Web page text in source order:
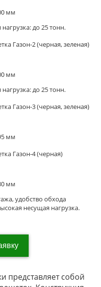
мм
до 25 тонн.
Газон-2 (черная, зеленая)
мм
до 25 тонн.
Газон-3 (черная, зеленая)
мм
Газон-4 (черная)
мм
удобство обхода
несущая нагрузка.
представляет собой